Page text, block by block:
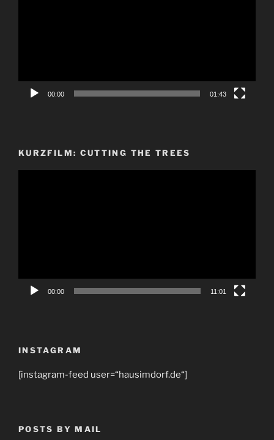
00:00 01:43
KURZFILM: CUTTING THE TREES
00:00 11:01
INSTAGRAM
[instagram-feed user=“hausimdorf.de“]
POSTS BY MAIL